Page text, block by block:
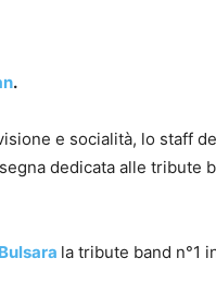
.
e socialità, lo staff
dedicata alle tribute
la tribute band n°1